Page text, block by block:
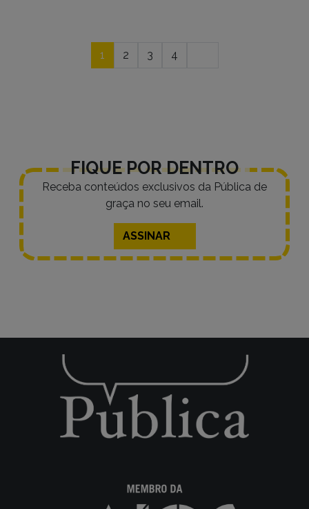
1 2 3 4
FIQUE POR DENTRO
Receba conteúdos exclusivos da Pública de
graça no seu email.
ASSINAR